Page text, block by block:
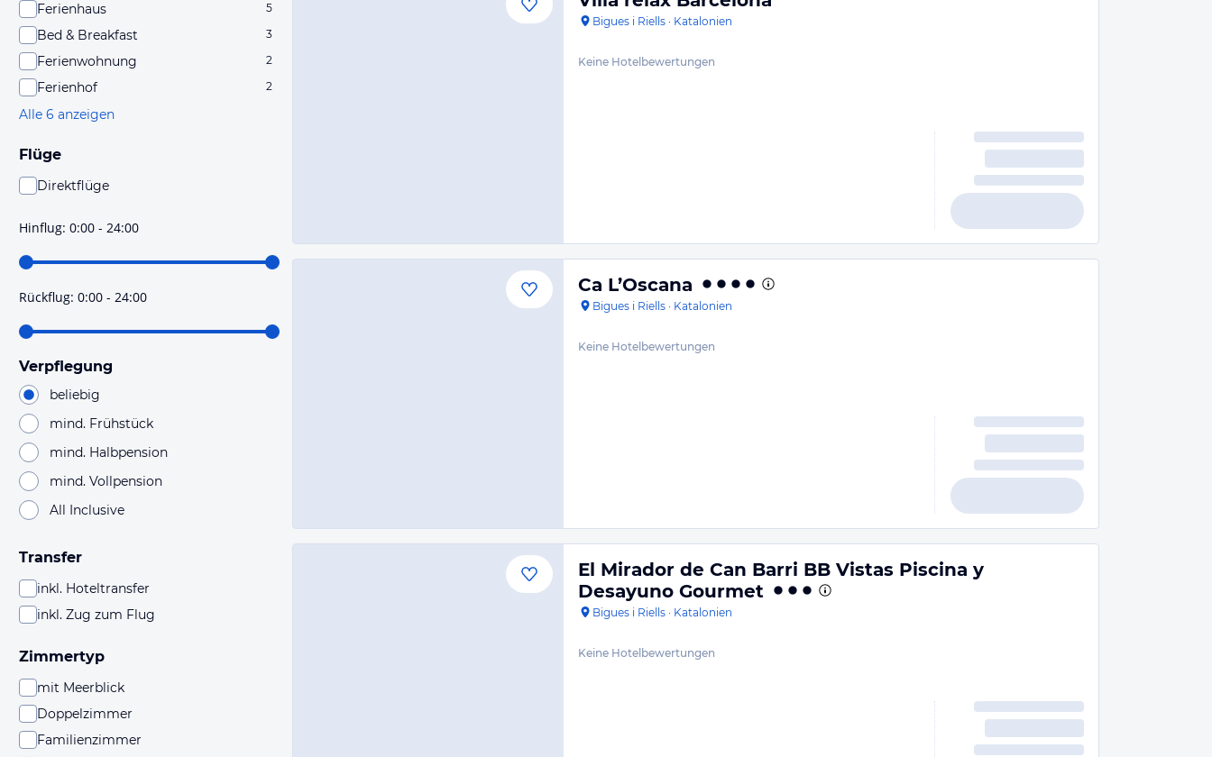
Ferienhaus 5
Bed & Breakfast 3
Ferienwohnung 2
Ferienhof 2
Alle 6 anzeigen
Flüge
Direktflüge
hoher Wahrscheinlichkeit Direktflüge sind. Bitte
prüfe vor der Buchung noch einmal die Flugdetails.
Hinflug: 0:00 - 24:00
Rückflug: 0:00 - 24:00
Verpflegung
beliebig
mind. Frühstück
mind. Halbpension
mind. Vollpension
All Inclusive
Transfer
inkl. Hoteltransfer
inkl. Zug zum Flug
Zimmertyp
mit Meerblick
Doppelzimmer
Familienzimmer
Bigues i Riells · Katalonien
Keine Hotelbewertungen
Ca L’Oscana
Bigues i Riells · Katalonien
Keine Hotelbewertungen
El Mirador de Can Barri BB Vistas Piscina y
Desayuno Gourmet
Bigues i Riells · Katalonien
Keine Hotelbewertungen